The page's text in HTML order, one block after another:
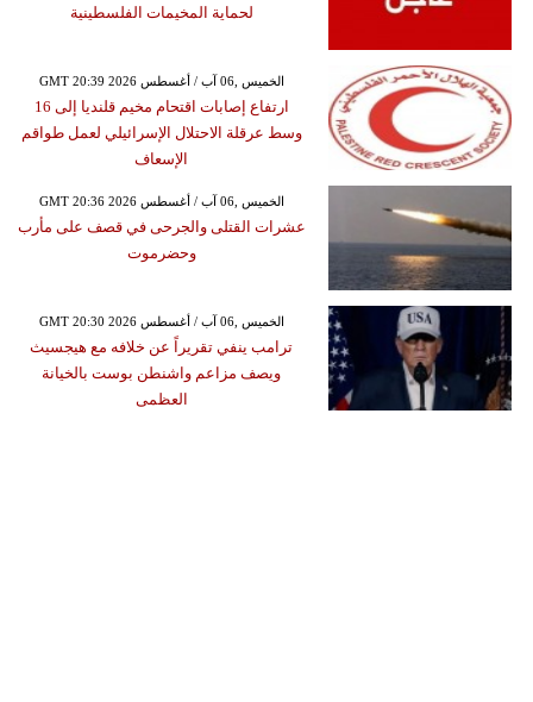
لحماية المخيمات الفلسطينية
GMT 20:39 2026 الخميس ,06 آب / أغسطس
ارتفاع إصابات اقتحام مخيم قلنديا إلى 16
وسط عرقلة الاحتلال الإسرائيلي لعمل طواقم
الإسعاف
GMT 20:36 2026 الخميس ,06 آب / أغسطس
عشرات القتلى والجرحى في قصف على مأرب
وحضرموت
GMT 20:30 2026 الخميس ,06 آب / أغسطس
ترامب ينفي تقريراً عن خلافه مع هيجسيث
ويصف مزاعم واشنطن بوست بالخيانة
العظمى